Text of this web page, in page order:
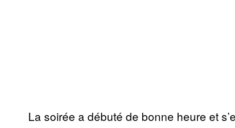
La soirée a débuté de bonne heure et